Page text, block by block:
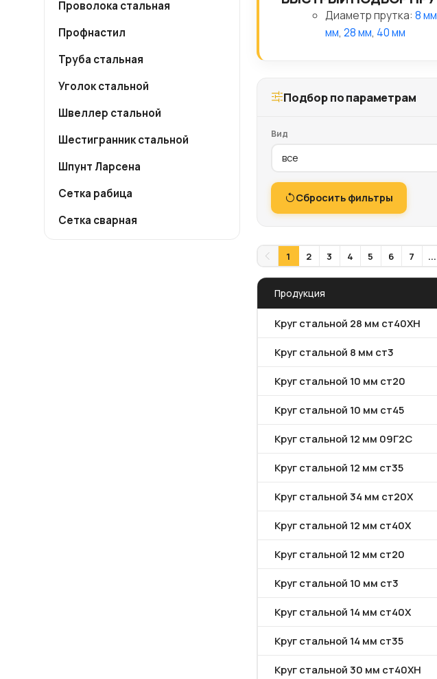
Проволока стальная
Профнастил
Труба стальная
Уголок стальной
Швеллер стальной
Шестигранник стальной
Шпунт Ларсена
Сетка рабица
Сетка сварная
Диаметр прутка: 8 мм
мм, 28 мм, 40 мм
Подбор по параметрам
Вид
Сбросить фильтры
1 2 3 4 5 6 7 ...
Продукция
Круг стальной 28 мм ст40ХН
Круг стальной 8 мм ст3
Круг стальной 10 мм ст20
Круг стальной 10 мм ст45
Круг стальной 12 мм 09Г2С
Круг стальной 12 мм ст35
Круг стальной 34 мм ст20Х
Круг стальной 12 мм ст40Х
Круг стальной 12 мм ст20
Круг стальной 10 мм ст3
Круг стальной 14 мм ст40Х
Круг стальной 14 мм ст35
Круг стальной 30 мм ст40ХН